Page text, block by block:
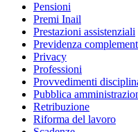
Pensioni
Premi Inail
Prestazioni assistenziali
Previdenza
Privacy
Professioni
Provvedimenti
Pubblica
Retribuzione
Riforma del lavoro